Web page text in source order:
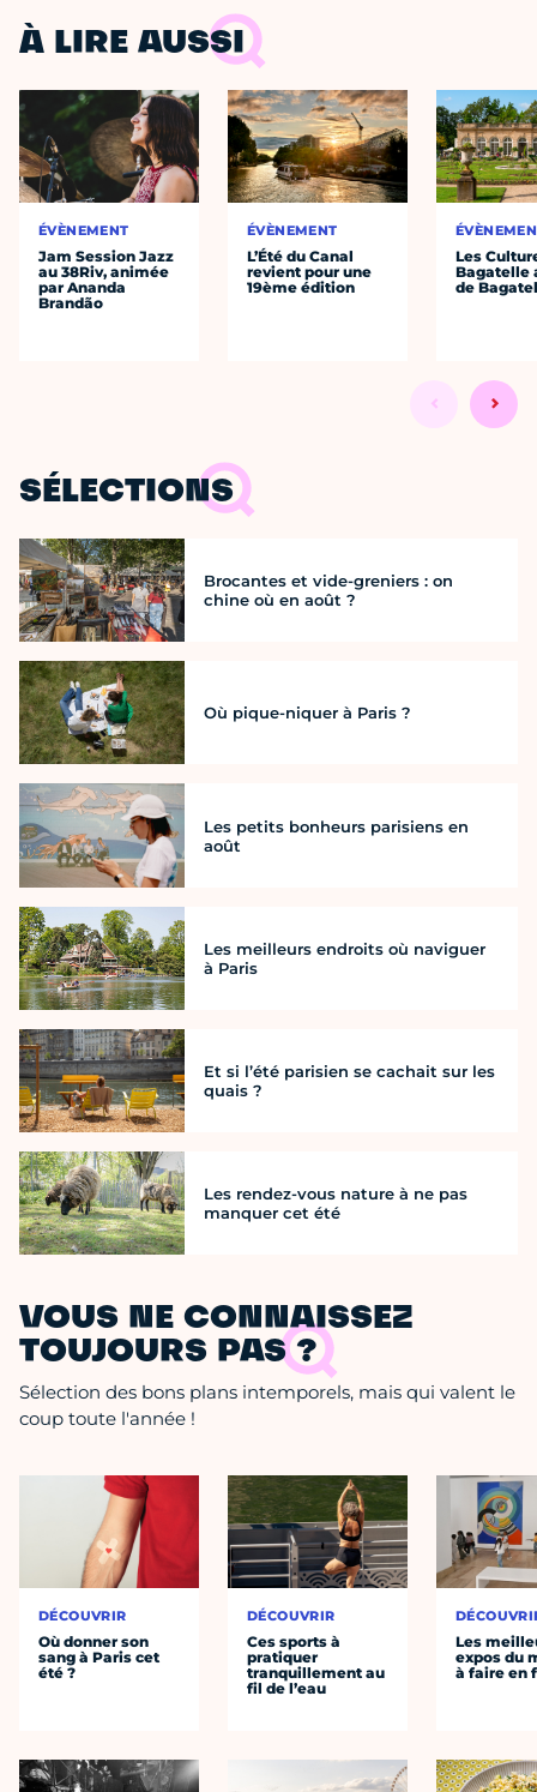
À LIRE AUSSI
ÉVÈNEMENT
Jam Session Jazz
au 38Riv, animée
par Ananda
Brandão
ÉVÈNEMENT
L’Été du Canal
revient pour une
19ème édition
Les
Bagatelle
de
SÉLECTIONS
Brocantes et vide-greniers : on
chine où en août ?
Où pique-niquer à Paris ?
Les petits bonheurs parisiens en
août
Les meilleurs endroits où naviguer
à Paris
Et si l’été parisien se cachait sur les
quais ?
Les rendez-vous nature à ne pas
manquer cet été
VOUS NE CONNAISSEZ
TOUJOURS PAS ?
Sélection des bons plans intemporels, mais qui valent le
coup toute l'année !
DÉCOUVRIR
Où donner son
sang à Paris cet
été ?
DÉCOUVRIR
Ces sports à
pratiquer
tranquillement au
fil de l’eau
Les
expos du
à faire en